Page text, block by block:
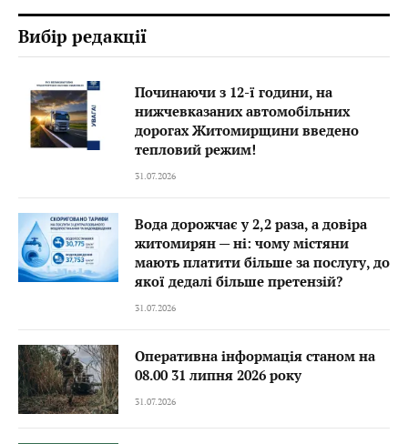
Вибір редакції
Починаючи з 12-ї години, на
нижчевказаних автомобільних
дорогах Житомирщини введено
тепловий режим!
31.07.2026
Вода дорожчає у 2,2 раза, а довіра
житомирян — ні: чому містяни
мають платити більше за послугу, до
якої дедалі більше претензій?
31.07.2026
Оперативна інформація станом на
08.00 31 липня 2026 року
31.07.2026